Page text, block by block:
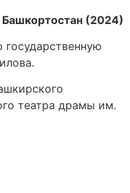
Башкортостан (2024)
театра драмы им.